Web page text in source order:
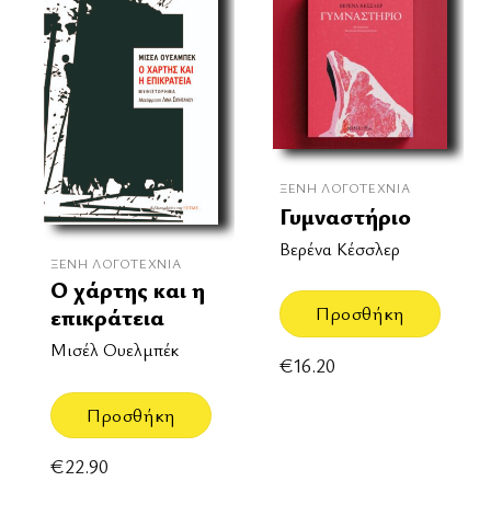
ΞΈΝΗ ΛΟΓΟΤΕΧΝΊΑ
Ο χάρτης και η
επικράτεια
Μισέλ Ουελμπέκ
Προσθήκη
€22.90
ΞΈΝΗ ΛΟΓΟΤΕΧΝΊΑ
Γυμναστήριο
Βερένα Κέσσλερ
Προσθήκη
€16.20